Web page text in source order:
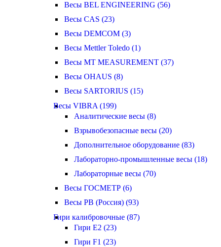
Весы BEL ENGINEERING (56)
Весы CAS (23)
Весы DEMCOM (3)
Весы Mettler Toledo (1)
Весы MT MEASUREMENT (37)
Весы OHAUS (8)
Весы SARTORIUS (15)
Весы VIBRA (199)
Аналитические весы (8)
Взрывобезопасные весы (20)
Дополнительное оборудование (83)
Лабораторно-промышленные весы (18)
Лабораторные весы (70)
Весы ГОСМЕТР (6)
Весы РВ (Россия) (93)
Гири калибровочные (87)
Гири E2 (23)
Гири F1 (23)